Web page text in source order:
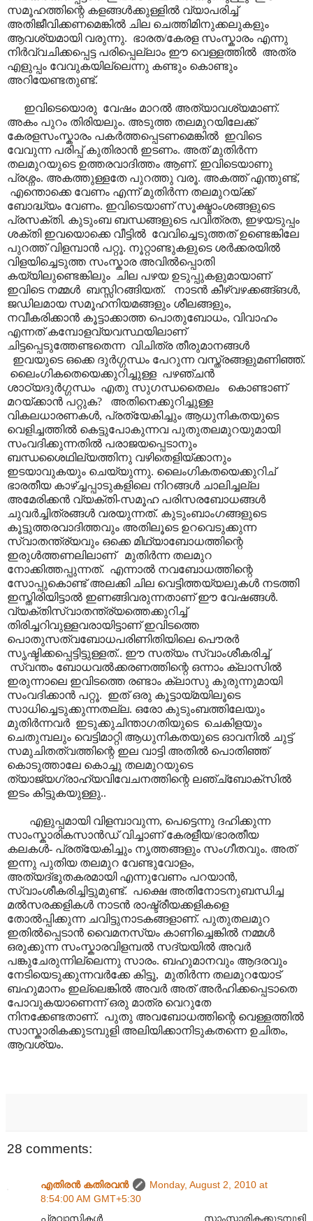
സമൂഹത്തിന്റെ കളങ്ങൾക്കുള്ളിൽ വ്യാപരിച്ച്
അതിജീവിക്കണമെങ്കിൽ ചില ചെത്തിമിനുക്കലുകളും
ആവശ്യമായി വരുന്നു. ഭാരത/കേരള സംസ്കാരം എന്നു
നിർവ്വചിക്കപ്പെട്ട പരിപ്പെല്ലാം ഈ വെള്ളത്തിൽ അത്ര
എളുപ്പം വേവുകയില്ലെന്നു കണ്ടും കൊണ്ടും
അറിയേണ്ടതുണ്ട്.
ഇവിടെയൊരു വേഷം മാറൽ അത്യാവശ്യമാണ്.
അകം പുറം തിരിയലും. അടുത്ത തലമുറയിലേക്ക്
കേരളസംസ്കാരം പകർത്തപ്പെടണമെങ്കിൽ ഇവിടെ
വേവുന്ന പരിപ്പ് കുതിരാൻ ഇടണം. അത് മുതിർന്ന
തലമുറയുടെ ഉത്തരവാദിത്തം ആണ്. ഇവിടെയാണു
പ്രശ്നം. അകത്തുള്ളതേ പുറത്തു വരൂ. അകത്ത് എന്തുണ്ട്,
എന്തൊക്കെ വേണം എന്ന് മുതിർന്ന തലമുറയ്ക്ക്
ബോദ്ധ്യം വേണം. ഇവിടെയാണ് സൂക്ഷ്മാംശങ്ങളുടെ
പ്രസക്തി. കുടുംബ ബന്ധങ്ങളുടെ പവിത്രത, ഇഴയടുപ്പം
ശക്തി ഇവയൊക്കെ വീട്ടിൽ വേവിച്ചെടുത്തത് ഉണ്ടെങ്കിലേ
പുറത്ത് വിളമ്പാൻ പറ്റൂ. നൂറ്റാണ്ടുകളുടെ ശർക്കരയിൽ
വിളയിച്ചെടുത്ത സംസ്കാര അവിൽപ്പൊതി
കയ്യിലുണ്ടെങ്കിലും ചില പഴയ ഉടുപ്പുകളുമായാണ്
ഇവിടെ നമ്മൾ ബസ്സിറങ്ങിയത്. നാടൻ കീഴ്വഴക്കങ്ങ്ങൾ,
ജഡിലമായ സമൂഹനിയമങ്ങളും ശീലങ്ങളും,
നവീകരിക്കാൻ കൂട്ടാക്കാത്ത പൊതുബോധം, വിവാഹം
എന്നത് കമ്പോളവ്യവസ്ഥയിലാണ്
ചിട്ടപ്പെടുത്തേണ്ടതെന്ന വിചിത്ര തീരുമാനങ്ങൾ
ഇവയുടെ ഒക്കെ ദുർഗ്ഗന്ധം പേറുന്ന വസ്ത്രങ്ങളുമണിഞ്ഞ്.
ലൈംഗികതെയെക്കുറിച്ചുള്ള പഴഞ്ചൻ
ശാഠ്യദുർഗ്ഗന്ധം എതു സുഗന്ധതൈലം കൊണ്ടാണ്
മറയ്ക്കാൻ പറ്റുക? അതിനെക്കുറിച്ചുള്ള
വികലധാരണകൾ, പ്രത്യേകിച്ചും ആധുനികതയുടെ
വെളിച്ചത്തിൽ കെട്ടുപോകുന്നവ പുതുതലമുറയുമായി
സംവദിക്കുന്നതിൽ പരാജയപ്പെടാനും
ബന്ധശൈഥില്യത്തിനു വഴിതെളിയ്ക്കാനും
ഇടയാവുകയും ചെയ്യുന്നു. ലൈംഗികതയെക്കുറിച്
ഭാരതീയ കാഴ്ച്ചപ്പാടുകളിലെ നിറങ്ങൾ ചാലിച്ചല്ല
അമേരിക്കൻ വ്യക്തി-സമൂഹ പരിസരബോധങ്ങൾ
ചുവർച്ചിത്രങ്ങൾ വരയുന്നത്. കുടുംബാ‍ംഗങ്ങളുടെ
കൂട്ടുത്തരവാദിത്തവും അതിലൂടെ ഉറവെടുക്കുന്ന
സ്വാതന്ത്ര്യവും ഒക്കെ മിഥ്യാബോധത്തിന്റെ
ഇരുൾത്തണലിലാണ് മുതിർന്ന തലമുറ
നോക്കിത്തപ്പുന്നത്. എന്നാൽ നവബോധത്തിന്റെ
സോപ്പുകൊണ്ട് അലക്കി ചില വെട്ടിത്തയ്യലുകൾ നടത്തി
ഇസ്തിരിയിട്ടാൽ ഇണങ്ങിവരുന്നതാണ് ഈ വേഷങ്ങൾ.
വ്യക്തിസ്വാതന്ത്ര്യത്തെക്കുറിച്ച്
തിരിച്ചറിവുള്ളവരായിട്ടാണ് ഇവിടത്തെ
പൊതുസത്വബോധപരിണിതിയിലെ പൌരർ
സൃഷ്ടിക്കപ്പെട്ടിട്ടുള്ളത്.. ഈ സത്യം സ്വാംശീകരിച്ച്
സ്വന്തം ബോധവൽക്കരണത്തിന്റെ ഒന്നാം ക്ലാസിൽ
ഇരുന്നാലെ ഇവിടത്തെ രണ്ടാം ക്ലാസു കുരുന്നുമായി
സംവദിക്കാൻ പറ്റൂ. ഇത് ഒരു കൂട്ടായ്മയിലൂടെ
സാധിച്ചെടുക്കുന്നതല്ല. ഒരോ കുടുംബത്തിലേയും
മുതിർന്നവർ ഇടുക്കുചിന്താഗതിയുടെ ചെകിളയും
ചെതുമ്പലും വെട്ടിമാറ്റി ആധുനികതയുടെ ഓവനിൽ ചുട്ട്
സമുചിതത്വത്തിന്റെ ഇല വാട്ടി അതിൽ പൊതിഞ്ഞ്
കൊടുത്താലേ കൊച്ചു തലമുറയുടെ
ത്യാജ്യഗ്രാഹ്യവിവേചനത്തിന്റെ ലഞ്ച്ബോക്സിൽ
ഇടം കിട്ടുകയുള്ളു..
എളുപ്പമായി വിളമ്പാവുന്ന, പെട്ടെന്നു ദഹിക്കുന്ന
സാംസ്കാരികസാൻഡ് വിച്ചാണ് കേരളീയ/ഭാരതീയ
കലകൾ- പ്രത്യേകിച്ചും നൃത്തങ്ങളും സംഗീതവും. അത്
ഇന്നു പുതിയ തലമുറ വേണ്ടുവോളം,
അത്യദ്ഭുതകരമായി എന്നുവേണം പറയാൻ,
സ്വാംശീകരിച്ചിട്ടുമുണ്ട്. പക്ഷെ അതിനോടനുബന്ധിച്ച
മൽസരക്കളികൾ നാടൻ രാഷ്ട്രീയക്കളികളെ
തോൽ‌പ്പിക്കുന്ന ചവിട്ടുനാടകങ്ങളാണ്. പുതുതലമുറ
ഇതിൽ‌പ്പെടാൻ വൈമനസ്യം കാണിച്ചെങ്കിൽ നമ്മൾ
ഒരുക്കുന്ന സംസ്കാരവിളമ്പൽ സദ്യയിൽ അവർ
പങ്കുചേരുന്നില്ലെന്നു സാരം. ബഹുമാനവും ആദരവും
നേടിയെടുക്കുന്നവർക്കേ കിട്ടൂ, മുതിർന്ന തലമുറയോട്
ബഹുമാനം ഇല്ലെങ്കിൽ അവർ അത് അർഹിക്കപ്പെടാതെ
പോവുകയാണെന്ന് ഒരു മാത്ര വെറുതേ
നിനക്കേണ്ടതാണ്. പുതു അവബോധത്തിന്റെ വെള്ളത്തിൽ
സാസ്കാരികക്കുടമ്പുളി അലിയിക്കാനിടുകതന്നെ ഉചിതം,
ആവശ്യം.
28 comments:
എതിരന്‍ കതിരവന്‍
Monday, August 2, 2010 at
8:54:00 AM GMT+5:30
പ്രവാസികൾ സാംസ്കാരികക്കുടമ്പുളി